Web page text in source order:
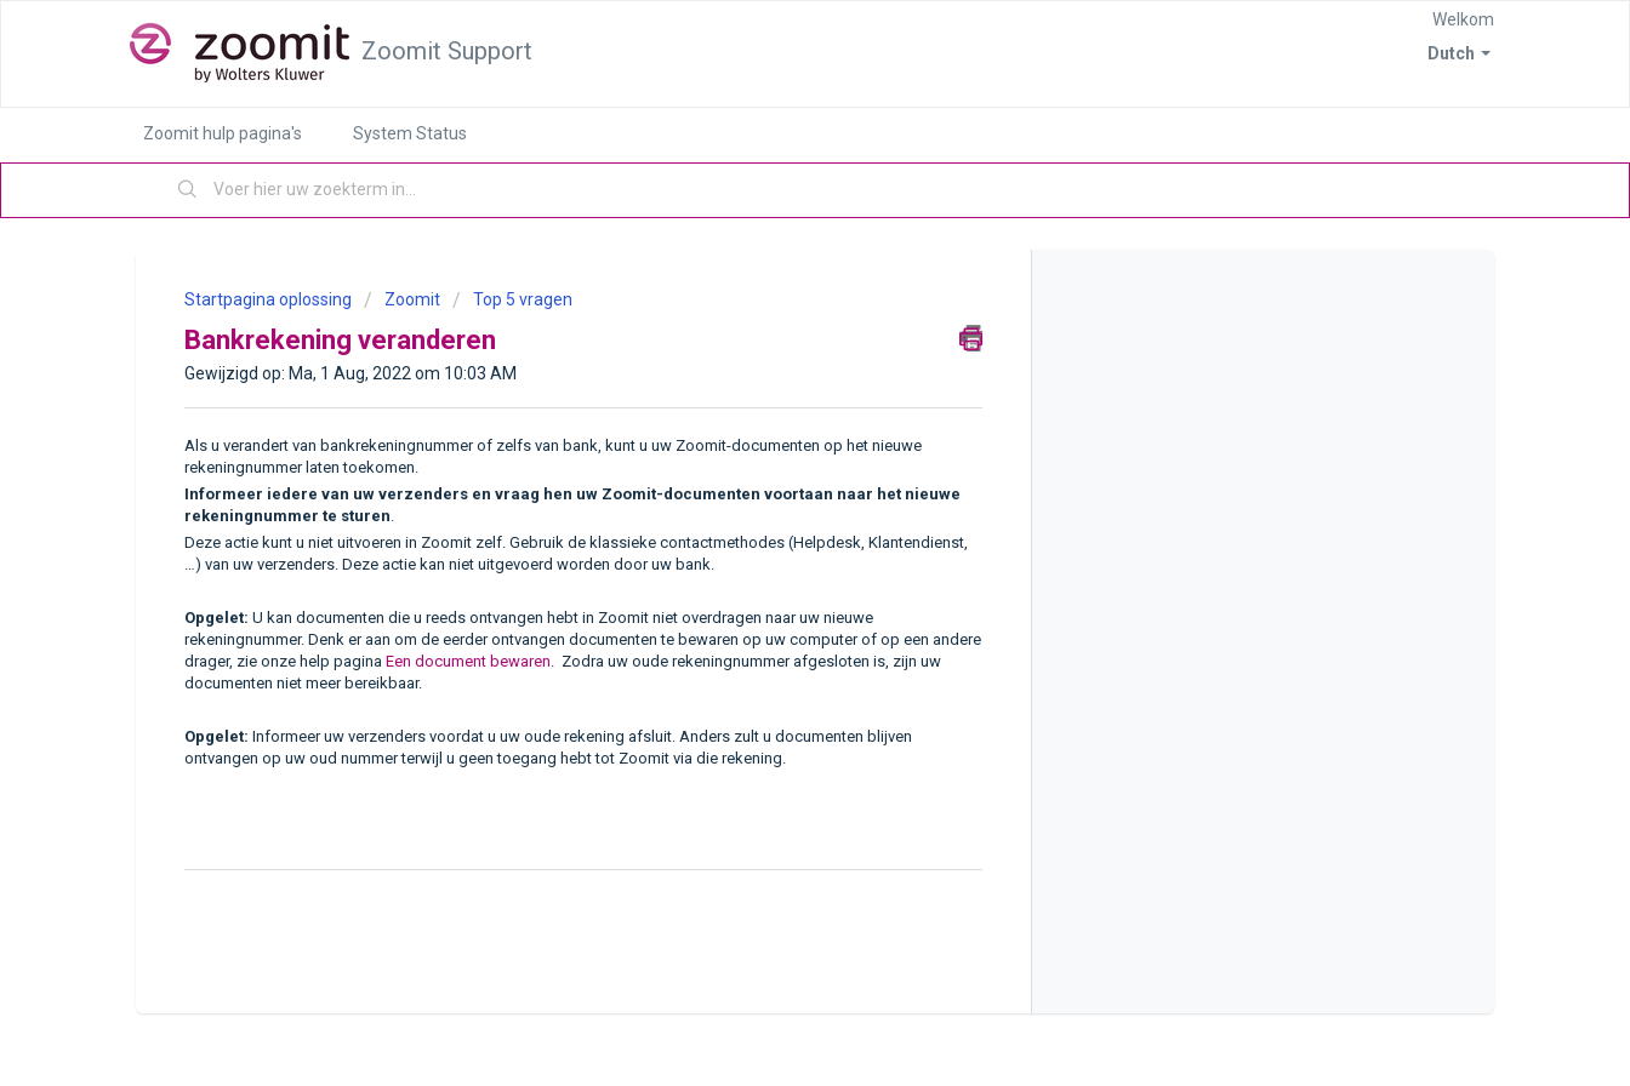
Zoomit Support Dutch
Welkom
Zoomit hulp pagina's System Status
Startpagina oplossing Zoomit Top 5 vragen
Bankrekening veranderen
Gewijzigd op: Ma, 1 Aug, 2022 om 10:03 AM
Als u verandert van bankrekeningnummer of zelfs van bank, kunt u uw Zoomit-documenten op het nieuwe
rekeningnummer laten toekomen.
Informeer iedere van uw verzenders en vraag hen uw Zoomit-documenten voortaan naar het nieuwe
rekeningnummer te sturen
Deze actie kunt u niet uitvoeren in Zoomit zelf. Gebruik de klassieke contactmethodes (Helpdesk, Klantendienst,
…) van uw verzenders. Deze actie kan niet uitgevoerd worden door uw bank.
Opgelet: U kan documenten die u reeds ontvangen hebt in Zoomit niet overdragen naar uw nieuwe
rekeningnummer. Denk er aan om de eerder ontvangen documenten te bewaren op uw computer of op een andere
drager, zie onze help pagina Een document bewaren . Zodra uw oude rekeningnummer afgesloten is, zijn uw
documenten niet meer bereikbaar.
Opgelet: Informeer uw verzenders voordat u uw oude rekening afsluit. Anders zult u documenten blijven
ontvangen op uw oud nummer terwijl u geen toegang hebt tot Zoomit via die rekening.